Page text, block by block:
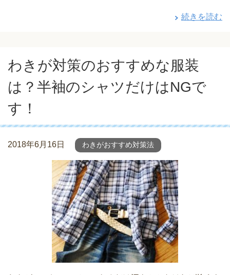
続きを読む
わきが対策のおすすめな服装
は？半袖のシャツだけはNGで
す！
2018年6月16日 わきがおすすめ対策法